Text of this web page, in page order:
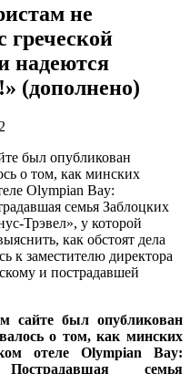
не
греческой
надеются
(дополнено)
был опубликован
о том, как минских
Olympian Bay:
семья Заблоцких
Трэвел», у которой
как обстоят дела
к заместителю директора
и пострадавшей
сайте был опубликован
о том, как минских
отеле Olympian Bay:
семья